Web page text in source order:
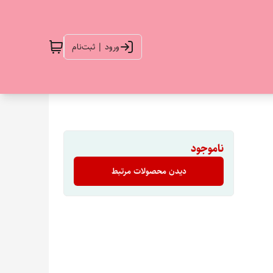
ورود | ثبت‌نام
ناموجود
دیدن محصولات مرتبط